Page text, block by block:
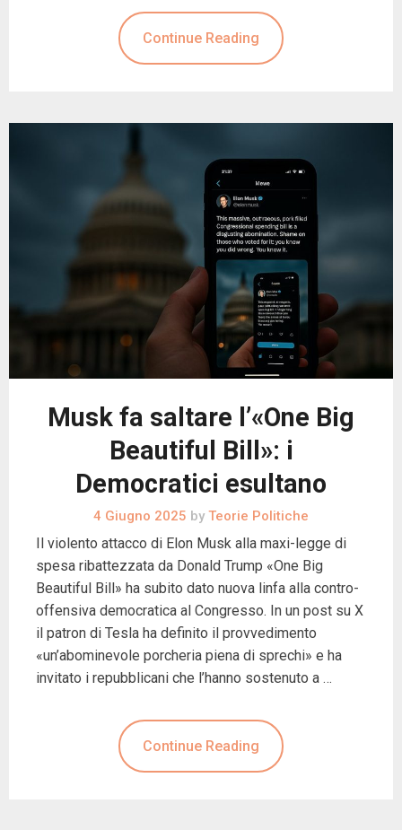
Continue Reading
Musk fa saltare l’«One Big
Beautiful Bill»: i
Democratici esultano
4 Giugno 2025 by Teorie Politiche
Il violento attacco di Elon Musk alla maxi-legge di
spesa ribattezzata da Donald Trump «One Big
Beautiful Bill» ha subito dato nuova linfa alla contro-
offensiva democratica al Congresso. In un post su X
il patron di Tesla ha definito il provvedimento
«un’abominevole porcheria piena di sprechi» e ha
invitato i repubblicani che l’hanno sostenuto a …
Continue Reading